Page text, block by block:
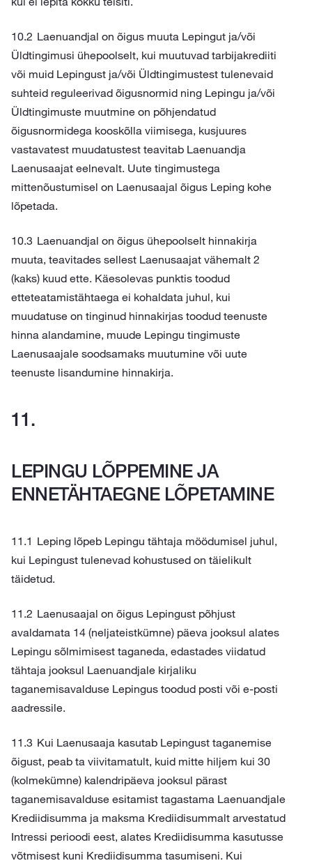
Laenuandjal on õigus muuta Lepingut ja/või
Üldtingimusi ühepoolselt, kui muutuvad tarbijakrediiti
või muid Lepingust ja/või Üldtingimustest tulenevaid
suhteid reguleerivad õigusnormid ning Lepingu ja/või
Üldtingimuste muutmine on põhjendatud
õigusnormidega kooskõlla viimisega, kusjuures
vastavatest muudatustest teavitab Laenuandja
Laenusaajat eelnevalt. Uute tingimustega
mittenõustumisel on Laenusaajal õigus Leping kohe
lõpetada.
Laenuandjal on õigus ühepoolselt hinnakirja
muuta, teavitades sellest Laenusaajat vähemalt 2
(kaks) kuud ette. Käesolevas punktis toodud
etteteatamistähtaega ei kohaldata juhul, kui
muudatuse on tinginud hinnakirjas toodud teenuste
hinna alandamine, muude Lepingu tingimuste
Laenusaajale soodsamaks muutumine või uute
teenuste lisandumine hinnakirja.
LEPINGU LÕPPEMINE JA
ENNETÄHTAEGNE LÕPETAMINE
Leping lõpeb Lepingu tähtaja möödumisel juhul,
kui Lepingust tulenevad kohustused on täielikult
täidetud.
Laenusaajal on õigus Lepingust põhjust
avaldamata 14 (neljateistkümne) päeva jooksul alates
Lepingu sõlmimisest taganeda, edastades viidatud
tähtaja jooksul Laenuandjale kirjaliku
taganemisavalduse Lepingus toodud posti või e-posti
aadressile.
Kui Laenusaaja kasutab Lepingust taganemise
õigust, peab ta viivitamatult, kuid mitte hiljem kui 30
(kolmekümne) kalendripäeva jooksul pärast
taganemisavalduse esitamist tagastama Laenuandjale
Krediidisumma ja maksma Krediidisummalt arvestatud
Intressi perioodi eest, alates Krediidisumma kasutusse
võtmisest kuni Krediidisumma tasumiseni. Kui